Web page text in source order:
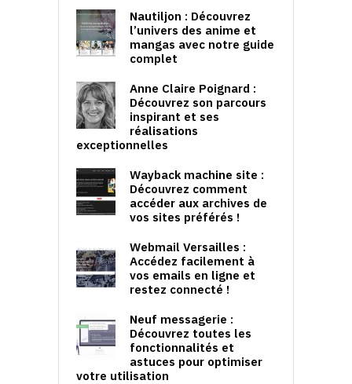
Nautiljon : Découvrez
l’univers des anime et
mangas avec notre guide
complet
Anne Claire Poignard :
Découvrez son parcours
inspirant et ses
réalisations
exceptionnelles
Wayback machine site :
Découvrez comment
accéder aux archives de
vos sites préférés !
Webmail Versailles :
Accédez facilement à
vos emails en ligne et
restez connecté !
Neuf messagerie :
Découvrez toutes les
fonctionnalités et
astuces pour optimiser
votre utilisation